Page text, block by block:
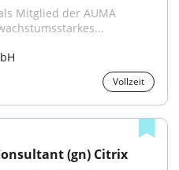
Mitglied der AUMA
Vollzeit
(gn) Citrix